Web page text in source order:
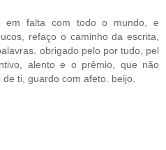
em falta com todo o mundo, e
refaço o caminho da escrita,
obrigado pelo por tudo, pel
alento e o prêmio, que não
ti, guardo com afeto. beijo.